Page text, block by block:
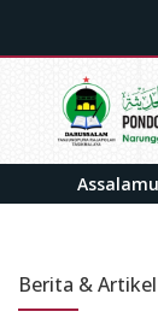
Berita & Artikel